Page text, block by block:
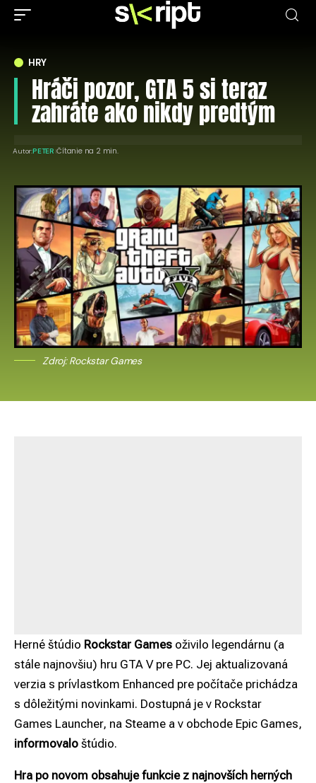
HRY
Hráči pozor, GTA 5 si teraz
zahráte ako nikdy predtým
Autor:PETER Čítanie na 2 min.
Zdroj: Rockstar Games
Herné štúdio Rockstar Games oživilo legendárnu (a
stále najnovšiu) hru GTA V pre PC. Jej aktualizovaná
verzia s prívlastkom Enhanced pre počítače prichádza
s dôležitými novinkami. Dostupná je v Rockstar
Games Launcher, na Steame a v obchode Epic Games,
informovalo štúdio.
Hra po novom obsahuje funkcie z najnovších herných